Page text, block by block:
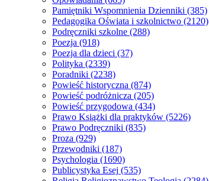
Pamiętniki Wspomnienia Dzienniki (385)
Pedagogika Oświata i szkolnictwo (2120)
Podręczniki szkolne (288)
Poezja (918)
Poezja dla dzieci (37)
Polityka (2339)
Poradniki (2238)
Powieść historyczna (874)
Powieść podróżnicza (205)
Powieść przygodowa (434)
Prawo Książki dla praktyków (5226)
Prawo Podręczniki (835)
Proza (929)
Przewodniki (187)
Psychologia (1690)
Publicystyka Esej (535)